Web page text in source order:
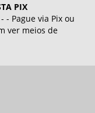
PIX
- Pague via Pix ou
ver meios de